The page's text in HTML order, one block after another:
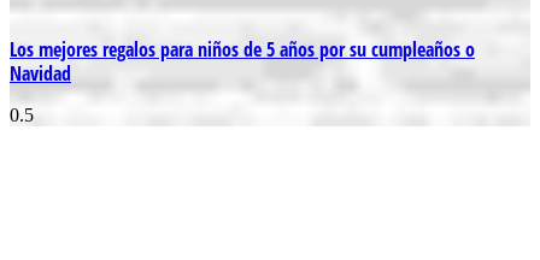
Los mejores regalos para niños de 5 años por su cumpleaños o
Navidad